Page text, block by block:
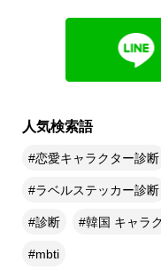
人気検索語
恋愛キャラクター診断
ラベルステッカー診断
診断 韓国 キャラ
mbti